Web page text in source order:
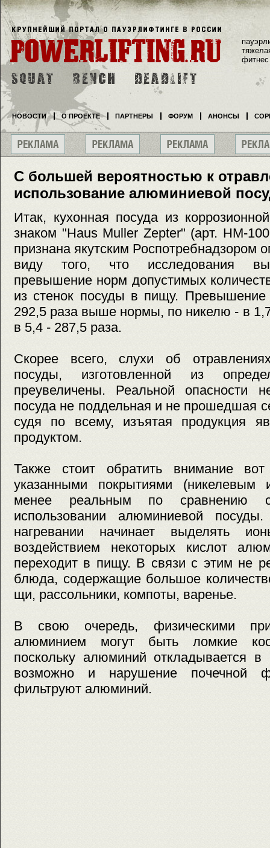
С большей вероятностью к
использование алюминиевой
Итак, кухонная посуда из
знаком "Haus Muller Zepter" (арт. НМ-
признана якутским Роспотребнадзором
виду того, что исследования
превышение норм допустимых
из стенок посуды в пищу.
292,5 раза выше нормы, по никелю - в
в 5,4 - 287,5 раза.
Скорее всего, слухи об
посуды, изготовленной из
преувеличены. Реальной опасности
посуда не поддельная и не прошедшая
судя по всему, изъятая продукция
продуктом.
Также стоит обратить внимание
указанными покрытиями (никелевым
менее реальным по сравнению
использовании алюминиевой
нагревании начинает выделять
воздействием некоторых кислот
переходит в пищу. В связи с этим не
блюда, содержащие большое
щи, рассольники, компоты, варенье.
В свою очередь, физическими
алюминием могут быть ломкие
поскольку алюминий откладывается в
возможно и нарушение почечной
фильтруют алюминий.
фитнес
НОВОСТИ О ПРОЕКТЕ ПАРТНЕРЫ ФОРУМ АНОНСЫ